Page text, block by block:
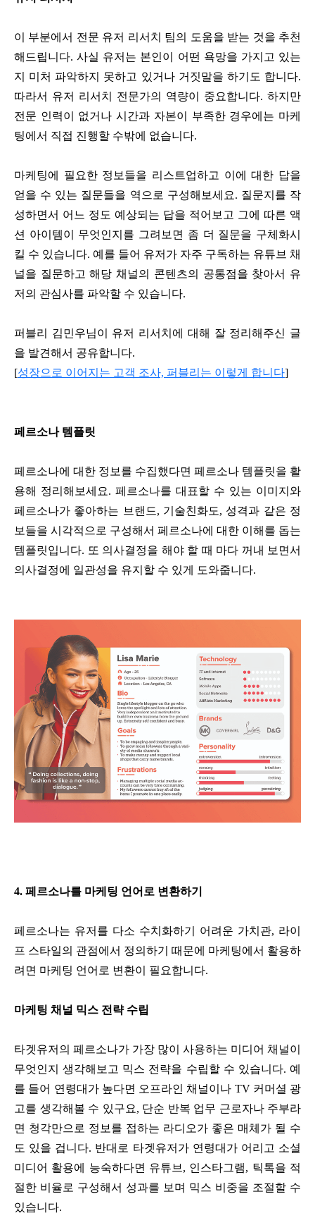
이 부분에서 전문 유저 리서치 팀의 도움을 받는 것을 추천
해드립니다. 사실 유저는 본인이 어떤 욕망을 가지고 있는
지 미처 파악하지 못하고 있거나 거짓말을 하기도 합니다.
따라서 유저 리서치 전문가의 역량이 중요합니다. 하지만
전문 인력이 없거나 시간과 자본이 부족한 경우에는 마케
팅에서 직접 진행할 수밖에 없습니다.
마케팅에 필요한 정보들을 리스트업하고 이에 대한 답을
얻을 수 있는 질문들을 역으로 구성해보세요. 질문지를 작
성하면서 어느 정도 예상되는 답을 적어보고 그에 따른 액
션 아이템이 무엇인지를 그려보면 좀 더 질문을 구체화시
킬 수 있습니다. 예를 들어 유저가 자주 구독하는 유튜브 채
널을 질문하고 해당 채널의 콘텐츠의 공통점을 찾아서 유
저의 관심사를 파악할 수 있습니다.
퍼블리 김민우님이 유저 리서치에 대해 잘 정리해주신 글
을 발견해서 공유합니다.
[성장으로 이어지는 고객 조사, 퍼블리는 이렇게 합니다]
페르소나 템플릿
페르소나에 대한 정보를 수집했다면 페르소나 템플릿을 활
용해 정리해보세요. 페르소나를 대표할 수 있는 이미지와
페르소나가 좋아하는 브랜드, 기술친화도, 성격과 같은 정
보들을 시각적으로 구성해서 페르소나에 대한 이해를 돕는
템플릿입니다. 또 의사결정을 해야 할 때 마다 꺼내 보면서
의사결정에 일관성을 유지할 수 있게 도와줍니다.
4. 페르소나를 마케팅 언어로 변환하기
페르소나는 유저를 다소 수치화하기 어려운 가치관, 라이
프 스타일의 관점에서 정의하기 때문에 마케팅에서 활용하
려면 마케팅 언어로 변환이 필요합니다.
마케팅 채널 믹스 전략 수립
타겟유저의 페르소나가 가장 많이 사용하는 미디어 채널이
무엇인지 생각해보고 믹스 전략을 수립할 수 있습니다. 예
를 들어 연령대가 높다면 오프라인 채널이나 TV 커머셜 광
고를 생각해볼 수 있구요, 단순 반복 업무 근로자나 주부라
면 청각만으로 정보를 접하는 라디오가 좋은 매체가 될 수
도 있을 겁니다. 반대로 타겟유저가 연령대가 어리고 소셜
미디어 활용에 능숙하다면 유튜브, 인스타그램, 틱톡을 적
절한 비율로 구성해서 성과를 보며 믹스 비중을 조절할 수
있습니다.